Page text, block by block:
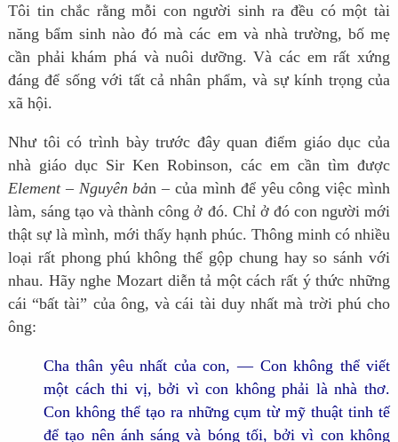
Tôi tin chắc rằng mỗi con người sinh ra đều có một tài
năng bẩm sinh nào đó mà các em và nhà trường, bố mẹ
cần phải khám phá và nuôi dưỡng. Và các em rất xứng
đáng để sống với tất cả nhân phẩm, và sự kính trọng của
xã hội.
Như tôi có trình bày trước đây quan điểm giáo dục của
nhà giáo dục Sir Ken Robinson, các em cần tìm được
Element– Nguyên bản – của mình để yêu công việc mình
làm, sáng tạo và thành công ở đó. Chỉ ở đó con người mới
thật sự là mình, mới thấy hạnh phúc. Thông minh có nhiều
loại rất phong phú không thể gộp chung hay so sánh với
nhau. Hãy nghe Mozart diễn tả một cách rất ý thức những
cái “bất tài” của ông, và cái tài duy nhất mà trời phú cho
ông:
Cha thân yêu nhất của con, — Con không thể viết
một cách thi vị, bởi vì con không phải là nhà thơ.
Con không thể tạo ra những cụm từ mỹ thuật tinh tế
để tạo nên ánh sáng và bóng tối, bởi vì con không